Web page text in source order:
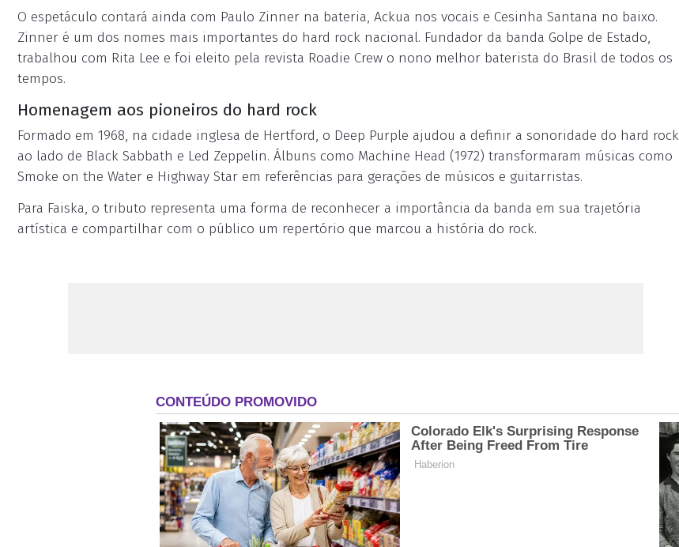
O espetáculo contará ainda com Paulo Zinner na bateria, Ackua nos vocais e Cesinha Santana no baixo.
Zinner é um dos nomes mais importantes do hard rock nacional. Fundador da banda Golpe de Estado,
trabalhou com Rita Lee e foi eleito pela revista Roadie Crew o nono melhor baterista do Brasil de todos os
tempos.
Homenagem aos pioneiros do hard rock
Formado em 1968, na cidade inglesa de Hertford, o Deep Purple ajudou a definir a sonoridade do hard rock
ao lado de Black Sabbath e Led Zeppelin. Álbuns como Machine Head (1972) transformaram músicas como
Smoke on the Water e Highway Star em referências para gerações de músicos e guitarristas.
Para Faiska, o tributo representa uma forma de reconhecer a importância da banda em sua trajetória
artística e compartilhar com o público um repertório que marcou a história do rock.